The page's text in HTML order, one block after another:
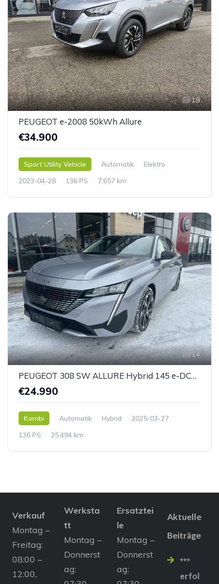
19
PEUGEOT e-2008 50kWh Allure
€34.900
Sport Utility Vehicle Automatik
Elektro
2023-04-28
136 PS 7.657 km
14
PEUGEOT 308 SW ALLURE Hybrid 145 e-DCS6
€24.990
Kombi Automatik Hybrid
2025-03-27
136 PS
25.494 km
Verkauf
Montag –
Freitag:
08:00 –
12:00,
Werksta
tt
Montag –
Donnerst
ag:
Ersatztei
le
Montag –
Donnerst
ag:
Aktuelle
Beiträge
***
erfol